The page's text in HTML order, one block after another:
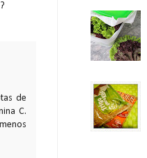
de
C.